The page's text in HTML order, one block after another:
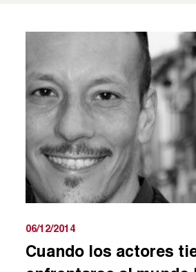
06/12/2014
Cuando los actores